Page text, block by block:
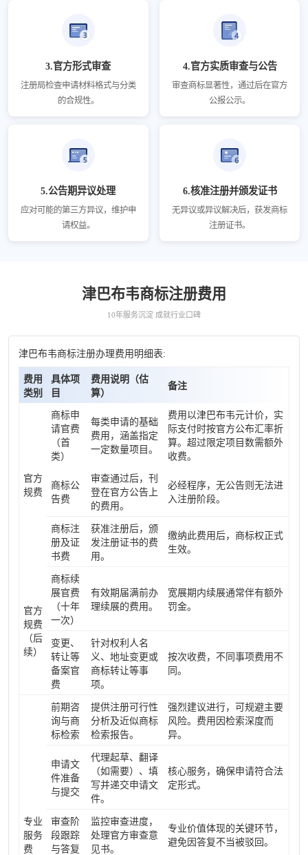
3.官方形式审查
注册局检查申请材料格式与分类
的合规性。
4.官方实质审查与公告
审查商标显著性，通过后在官方
公报公示。
5.公告期异议处理
应对可能的第三方异议，维护申
请权益。
6.核准注册并颁发证书
无异议或异议解决后，获发商标
注册证书。
津巴布韦商标注册费用
10年服务沉淀 成就行业口碑
津巴布韦商标注册办理费用明细表:
费用
类别
具体项
目
费用说明（估
算）
备注
官方
规费
商标申
请官费
（首
类）
每类申请的基础
费用，涵盖指定
一定数量项目。
费用以津巴布韦元计价，实
际支付时按官方公布汇率折
算。超过限定项目数需额外
收费。
商标公
告费
审查通过后，刊
登在官方公告上
的费用。
必经程序，无公告则无法进
入注册阶段。
商标注
册及证
书费
获准注册后，颁
发注册证书的费
用。
缴纳此费用后，商标权正式
生效。
官方
规费
（后
续）
商标续
展官费
（十年
一次）
有效期届满前办
理续展的费用。
宽展期内续展通常伴有额外
罚金。
变更、
转让等
备案官
费
针对权利人名
义、地址变更或
商标转让等事
项。
按次收费，不同事项费用不
同。
专业
服务
费
前期咨
询与商
标检索
提供注册可行性
分析及近似商标
检索报告。
强烈建议进行，可规避主要
风险。费用因检索深度而
异。
申请文
件准备
与提交
代理起草、翻译
（如需要）、填
写并递交申请文
件。
核心服务，确保申请符合法
定形式。
审查阶
段跟踪
与答复
监控审查进度，
处理官方审查意
见书。
专业价值体现的关键环节，
避免因答复不当被驳回。